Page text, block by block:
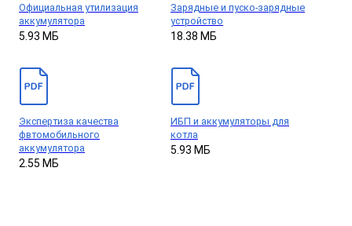
Официальная утилизация
аккумулятора
5.93 МБ
Зарядные и пуско-зарядные
устройство
18.38 МБ
Экспертиза качества
фвтомобильного
аккумулятора
2.55 МБ
ИБП и аккумуляторы для
котла
5.93 МБ